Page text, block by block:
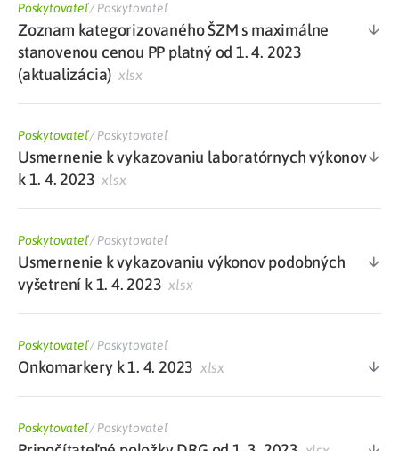
Poskytovateľ/Poskytovateľ
Zoznam kategorizovaného ŠZM s maximálne
stanovenou cenou PP platný od 1. 4. 2023
(aktualizácia) xlsx
Poskytovateľ/Poskytovateľ
Usmernenie k vykazovaniu laboratórnych výkonov
k 1. 4. 2023 xlsx
Poskytovateľ/Poskytovateľ
Usmernenie k vykazovaniu výkonov podobných
vyšetrení k 1. 4. 2023 xlsx
Poskytovateľ/Poskytovateľ
Onkomarkery k 1. 4. 2023 xlsx
Poskytovateľ/Poskytovateľ